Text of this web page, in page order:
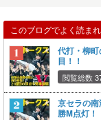
このブログでよく読ま
代打・柳
目！！
閲覧総数
京セラの
勝M点灯！